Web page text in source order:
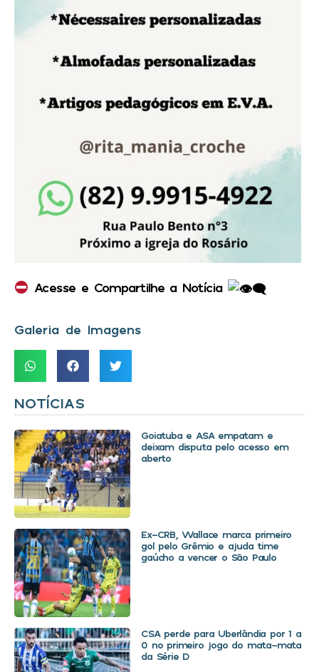
Acesse e Compartilhe a Notícia
Galeria de Imagens
NOTÍCIAS
Goiatuba e ASA empatam e
deixam disputa pelo acesso em
aberto
Ex-CRB, Wallace marca primeiro
gol pelo Grêmio e ajuda time
gaúcho a vencer o São Paulo
CSA perde para Uberlândia por 1 a
0 no primeiro jogo do mata-mata
da Série D